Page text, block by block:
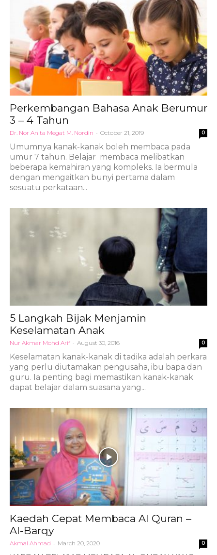
Perkembangan Bahasa Anak Berumur
3 – 4 Tahun
Dr. Nor Anita Megat M. Nordin - October 21, 2019 0
Umumnya kanak-kanak boleh membaca pada
umur 7 tahun. Belajar membaca melibatkan
beberapa kemahiran yang kompleks. Ia bermula
dengan mengaitkan bunyi pertama dalam
sesuatu perkataan...
5 Langkah Bijak Menjamin
Keselamatan Anak
Nur Akmar Mohd Arif - August 30, 2016 0
Keselamatan kanak-kanak di tadika adalah perkara
yang perlu diutamakan pengusaha, ibu bapa dan
guru. Ia penting bagi memastikan kanak-kanak
dapat belajar dalam suasana yang...
Kaedah Cepat Membaca Al Quran –
Al-Barqy
Akmal Ahmad - March 20, 2020 0